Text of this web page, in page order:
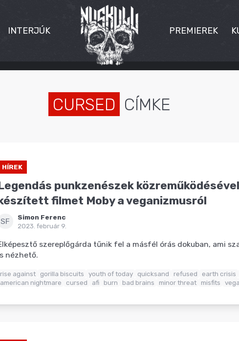
INTERJÚK PREMIEREK
CURSED CÍMKE
HÍREK
punkzenészek közreműködésével
filmet Moby a veganizmusról
SF
Simon Ferenc
2023. február 9.
szereplőgárda tűnik fel a másfél órás dokuban, ami
nézhető.
rise against gorilla biscuits youth of today quicksand refused earth crisis
american nightmare
cursed afi burn bad brains minor threat misfits